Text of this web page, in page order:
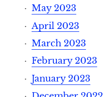
May 2023
April 2023
March 2023
February 2023
January 2023